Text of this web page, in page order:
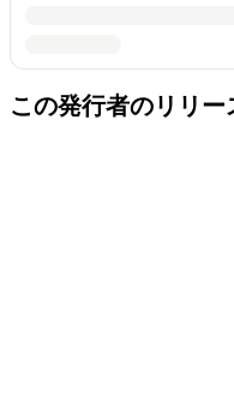
この発行者のリリー